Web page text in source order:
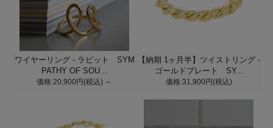
ワイヤーリング - ラビット SYM
PATHY OF SOU...
価格:20,900円(税込) ～
【納期 1ヶ月半】ツイストリング -
ゴールドプレート SY...
価格:31,900円(税込)